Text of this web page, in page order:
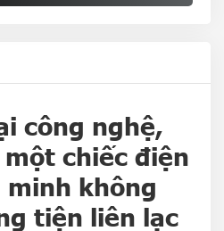
công nghệ,
chiếc điện
không
tiện liên lạc